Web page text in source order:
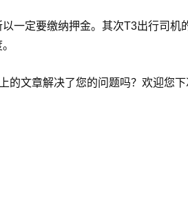
一定要缴纳押金。其次T3出行司机
的文章解决了您的问题吗？欢迎您下